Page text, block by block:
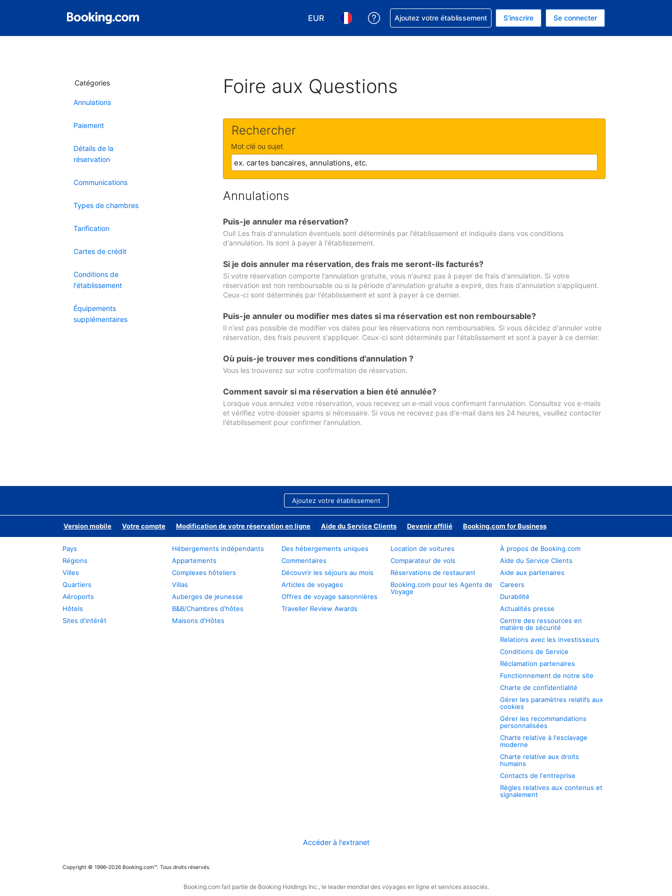
EUR
Choisissez votre devise. Votre devise actuelle est celle-ci : EUR.
Choisissez votre langue. Votre langue actuelle est celle-ci : Français.
Obtenez de l'aide concernant votre réservation
Ajoutez votre établissement S'inscrire Se connecter
Catégories
Annulations
Paiement
Détails de la
réservation
Communications
Types de chambres
Tarification
Cartes de crédit
Conditions de
l'établissement
Équipements
supplémentaires
Foire aux Questions
Rechercher
Mot clé ou sujet
Annulations
Puis-je annuler ma réservation?
Oui! Les frais d'annulation éventuels sont déterminés par l'établissement et indiqués dans vos conditions
d'annulation. Ils sont à payer à l'établissement.
Si je dois annuler ma réservation, des frais me seront-ils facturés?
Si votre réservation comporte l'annulation gratuite, vous n'aurez pas à payer de frais d'annulation. Si votre
réservation est non remboursable ou si la période d'annulation gratuite a expiré, des frais d'annulation s'appliquent.
Ceux-ci sont déterminés par l'établissement et sont à payer à ce dernier.
Puis-je annuler ou modifier mes dates si ma réservation est non remboursable?
Il n'est pas possible de modifier vos dates pour les réservations non remboursables. Si vous décidez d'annuler votre
réservation, des frais peuvent s'appliquer. Ceux-ci sont déterminés par l'établissement et sont à payer à ce dernier.
Où puis-je trouver mes conditions d'annulation ?
Vous les trouverez sur votre confirmation de réservation.
Comment savoir si ma réservation a bien été annulée?
Lorsque vous annulez votre réservation, vous recevez un e-mail vous confirmant l'annulation. Consultez vos e-mails
et vérifiez votre dossier spams si nécessaire. Si vous ne recevez pas d'e-mail dans les 24 heures, veuillez contacter
l'établissement pour confirmer l'annulation.
Ajoutez votre établissement
Version mobile Votre compte Modification de votre réservation en ligne Aide du Service Clients Devenir affilié Booking.com for Business
Pays
Régions
Villes
Quartiers
Aéroports
Hôtels
Sites d'intérêt
Hébergements indépendants
Appartements
Complexes hôteliers
Villas
Auberges de jeunesse
B&B/Chambres d'hôtes
Maisons d'Hôtes
Des hébergements uniques
Commentaires
Découvrir les séjours au mois
Articles de voyages
Offres de voyage saisonnières
Traveller Review Awards
Location de voitures
Comparateur de vols
Réservations de restaurant
Booking.com pour les Agents de
Voyage
À propos de Booking.com
Aide du Service Clients
Aide aux partenaires
Careers
Durabilité
Actualités presse
Centre des ressources en
matière de sécurité
Relations avec les investisseurs
Conditions de Service
Réclamation partenaires
Fonctionnement de notre site
Charte de confidentialité
Gérer les paramètres relatifs aux
cookies
Gérer les recommandations
personnalisées
Charte relative à l'esclavage
moderne
Charte relative aux droits
humains
Contacts de l'entreprise
Règles relatives aux contenus et
signalement
Accéder à l'extranet
Copyright © 1996–2026 Booking.com™. Tous droits réservés.
Booking.com fait partie de Booking Holdings Inc., le leader mondial des voyages en ligne et services associés.